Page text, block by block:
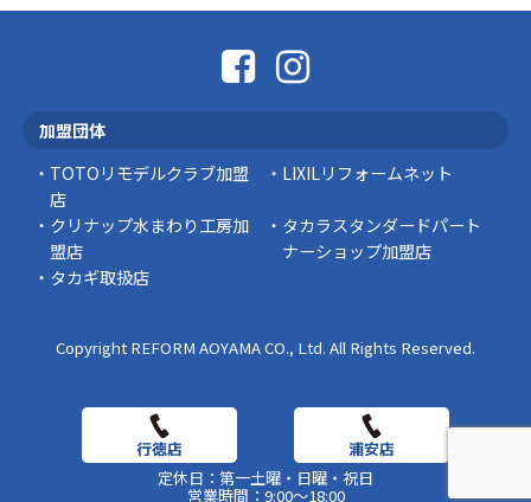
スタッフの日常
加盟団体
TOTOリモデルクラブ加盟
店
LIXILリフォームネット
クリナップ水まわり工房加
盟店
タカラスタンダードパート
ナーショップ加盟店
タカギ取扱店
Copyright REFORM AOYAMA CO., Ltd. All Rights Reserved.
定休日：第一土曜・日曜・祝日
営業時間：9:00～18:00